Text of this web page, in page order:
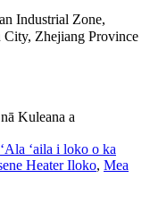
Industrial Zone,
Zhejiang Province
Kuleana a
ʻAla ʻaila i loko o ka
Heater Iloko, Mea